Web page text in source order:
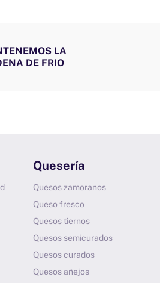
LA
DE FRIO
Quesería
Quesos zamoranos
Queso fresco
Quesos tiernos
Quesos semicurados
Quesos curados
Quesos añejos